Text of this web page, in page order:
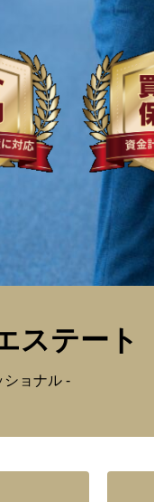
ステート
ショナル -